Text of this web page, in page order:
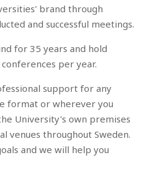
brand through
and successful meetings.
for 35 years and hold
per year.
support for any
format or wherever you
University's own premises
venues throughout Sweden.
and we will help you